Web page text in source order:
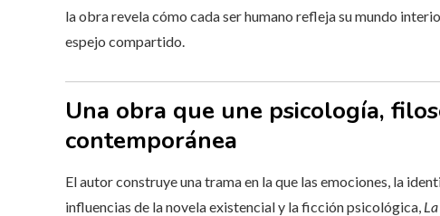
la obra revela cómo cada ser humano refleja su mundo
espejo compartido.
Una obra que une psicología,
contemporánea
El autor construye una trama en la que las emociones, la
influencias de la novela existencial y la ficción psicológica,